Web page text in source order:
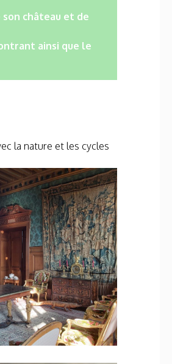
château et de
ainsi que le
la nature et les cycles